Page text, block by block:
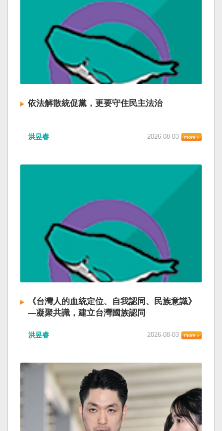
依法解散統促黨，更要守住民主法治
洪昱睿 2026-08-03
《台灣人的血統定位、自我認同、民族意識》
—凝聚共識，建立台灣國族認同
洪昱睿 2026-08-03